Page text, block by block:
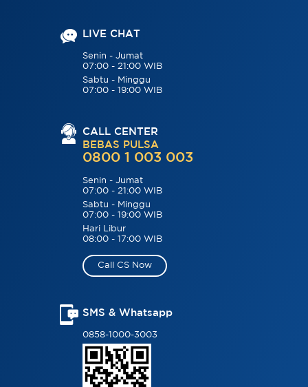
LIVE CHAT
Senin - Jumat
07:00 - 21:00 WIB
Sabtu - Minggu
07:00 - 19:00 WIB
CALL CENTER
BEBAS PULSA
0800 1 003 003
Senin - Jumat
07:00 - 21:00 WIB
Sabtu - Minggu
07:00 - 19:00 WIB
Hari Libur
08:00 - 17:00 WIB
Call CS Now
SMS & Whatsapp
0858-1000-3003